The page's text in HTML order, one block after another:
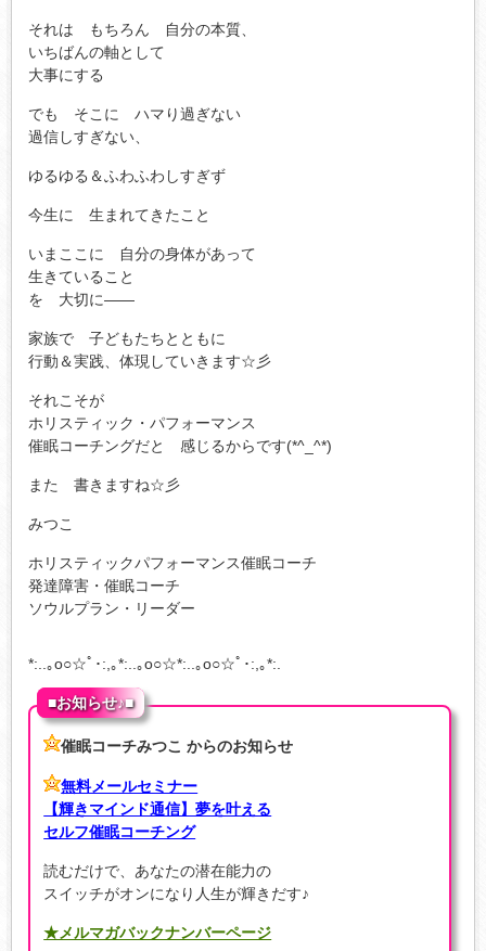
それは もちろん 自分の本質、
いちばんの軸として
大事にする
でも そこに ハマり過ぎない
過信しすぎない、
ゆるゆる＆ふわふわしすぎず
今生に 生まれてきたこと
いまここに 自分の身体があって
生きていること
を 大切に――
家族で 子どもたちとともに
行動＆実践、体現していきます☆彡
それこそが
ホリスティック・パフォーマンス
催眠コーチングだと 感じるからです(*^_^*)
また 書きますね☆彡
みつこ
ホリスティックパフォーマンス催眠コーチ
発達障害・催眠コーチ
ソウルプラン・リーダー
*:..｡o○☆ﾟ･:,｡*:..｡o○☆*:..｡o○☆ﾟ･:,｡*:.
■お知らせ♪■
催眠コーチみつこ からのお知らせ
無料メールセミナー
【輝きマインド通信】夢を叶える
セルフ催眠コーチング
読むだけで、あなたの潜在能力の
スイッチがオンになり人生が輝きだす♪
★メルマガバックナンバーページ